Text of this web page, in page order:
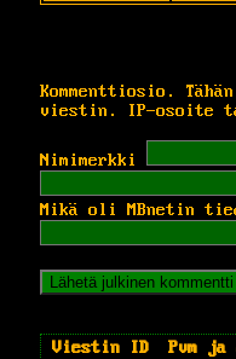
Kommenttiosio.
viestin. IP-osoite
Nimimerkki
Mikä oli MBnetin
Viestin ID Pvm ja